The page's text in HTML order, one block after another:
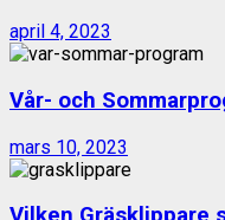
april 4, 2023
Vår- och
mars 10, 2023